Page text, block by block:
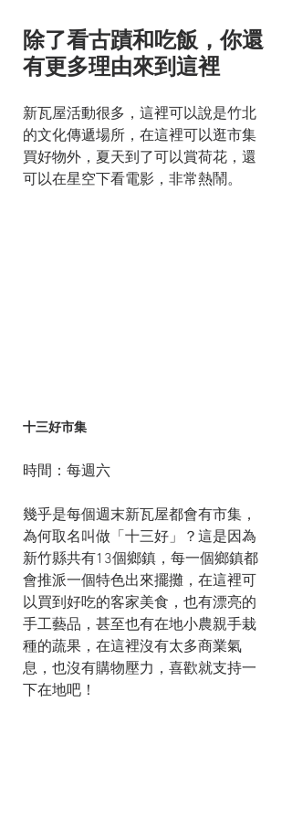
除了看古蹟和吃飯，你還
有更多理由來到這裡
新瓦屋活動很多，這裡可以說是竹北
的文化傳遞場所，在這裡可以逛市集
買好物外，夏天到了可以賞荷花，還
可以在星空下看電影，非常熱鬧。
十三好市集
時間：每週六
幾乎是每個週末新瓦屋都會有市集，
為何取名叫做「十三好」？這是因為
新竹縣共有13個鄉鎮，每一個鄉鎮都
會推派一個特色出來擺攤，在這裡可
以買到好吃的客家美食，也有漂亮的
手工藝品，甚至也有在地小農親手栽
種的蔬果，在這裡沒有太多商業氣
息，也沒有購物壓力，喜歡就支持一
下在地吧！